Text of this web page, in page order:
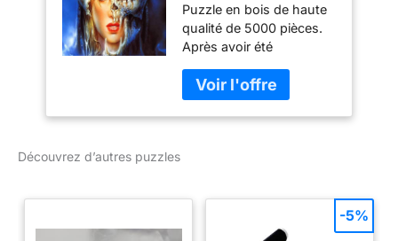
Apprentissage
Cognition Jouets
Adultes Casse-tête
Jeux En Bois
Intelligence Jigsaw
Puzzles
Puzzle en bois de haute
qualité de 5000 pièces.
Après avoir été
72 x 42 pouces (181 x
105 cm) Les jeux puzzle
peuvent améliorer vos
forme, la mémoire, la
problèmes et la capacité
Découvrez d’autres puzzles
-5%